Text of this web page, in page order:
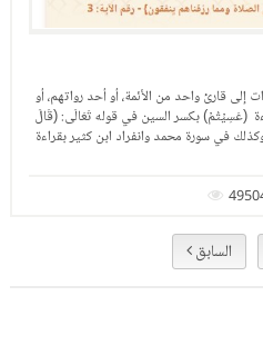
في القراءات العشر من طريق الشاطبية والدرة
بين القراء العشر في الأصول والفروش (أي في
عدة محاور: الخلافات بين القراء، طرق الأداء، كلمات
خلافات القراء، مقارنة بين طرق الأداء، وعرض
217506
السابق